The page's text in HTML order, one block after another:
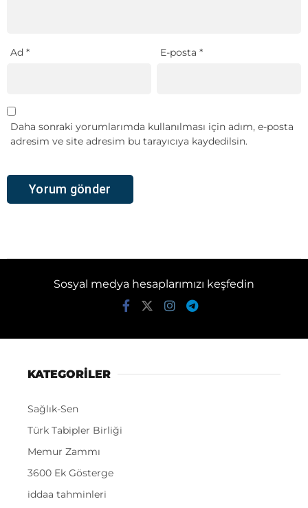
Ad * E-posta*
Daha sonraki yorumlarımda kullanılması için adım, e-posta
adresim ve site adresim bu tarayıcıya kaydedilsin.
Sosyal medya hesaplarımızı keşfedin
KATEGORİLER
Sağlık-Sen
Türk Tabipler Birliği
Memur Zammı
3600 Ek Gösterge
iddaa tahminleri